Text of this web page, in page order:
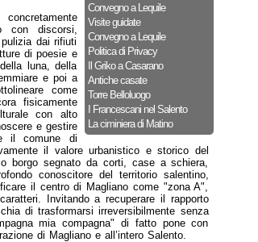
Convegno a Lequile
Visite guidate
Convegno a Lequile
Politica di Privacy
Il Griko a Casarano
Antiche casate
Torre Belloluogo
I Francescani nel Salento
La ciminiera di Matino
con discorsi,
dai rifiuti
di poesie e
luna, della
e poi a
come
fisicamente
con alto
e gestire
il comune di
il valore urbanistico e storico del
borgo segnato da corti, case a schiera,
conoscitore del territorio salentino,
il centro di Magliano come "zona A",
Invitando a recuperare il rapporto
di trasformarsi irreversibilmente senza
mia compagna" di fatto pone con
di Magliano e all’intero Salento.